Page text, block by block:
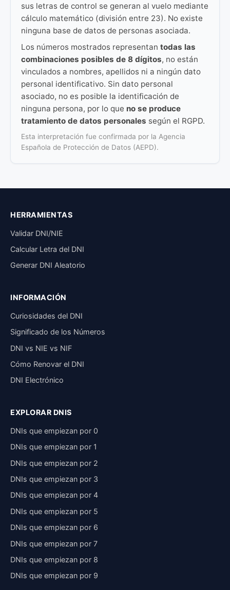
sus letras de control se generan al vuelo mediante
cálculo matemático (división entre 23). No existe
ninguna base de datos de personas asociada.
Los números mostrados representan todas las
combinaciones posibles de 8 dígitos, no están
vinculados a nombres, apellidos ni a ningún dato
personal identificativo. Sin dato personal
asociado, no es posible la identificación de
ninguna persona, por lo que no se produce
tratamiento de datos personales según el RGPD.
Esta interpretación fue confirmada por la Agencia
Española de Protección de Datos (AEPD).
HERRAMIENTAS
Validar DNI/NIE
Calcular Letra del DNI
Generar DNI Aleatorio
INFORMACIÓN
Curiosidades del DNI
Significado de los Números
DNI vs NIE vs NIF
Cómo Renovar el DNI
DNI Electrónico
EXPLORAR DNIS
DNIs que empiezan por 0
DNIs que empiezan por 1
DNIs que empiezan por 2
DNIs que empiezan por 3
DNIs que empiezan por 4
DNIs que empiezan por 5
DNIs que empiezan por 6
DNIs que empiezan por 7
DNIs que empiezan por 8
DNIs que empiezan por 9